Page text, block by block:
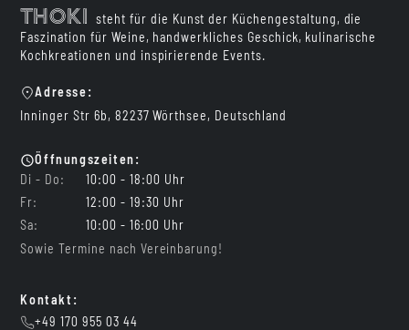
Thoki
steht für die Kunst der Küchengestaltung, die
Faszination für Weine, handwerkliches Geschick, kulinarische
Kochkreationen und inspirierende Events.
Adresse:
Inninger Str 6b, 82237 Wörthsee, Deutschland
Öffnungszeiten:
Di - Do:
10:00 - 18:00 Uhr
Fr:
12:00 - 19:30 Uhr
Sa:
10:00 - 16:00 Uhr
Sowie Termine nach Vereinbarung!
Kontakt:
+49 170 955 03 44